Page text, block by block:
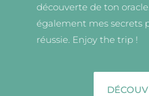
découverte de ton
également mes secrets
réussie. Enjoy the trip !